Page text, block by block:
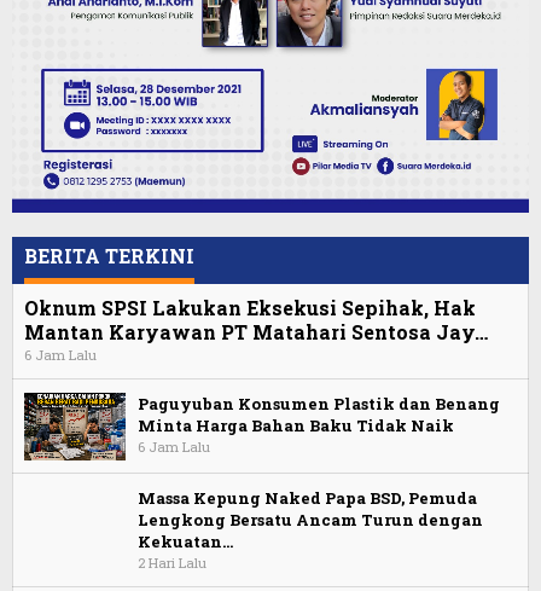
BERITA TERKINI
Oknum SPSI Lakukan Eksekusi Sepihak, Hak
Mantan Karyawan PT Matahari Sentosa Jay…
6 Jam Lalu
Paguyuban Konsumen Plastik dan Benang
Minta Harga Bahan Baku Tidak Naik
6 Jam Lalu
Massa Kepung Naked Papa BSD, Pemuda
Lengkong Bersatu Ancam Turun dengan
Kekuatan…
2 Hari Lalu